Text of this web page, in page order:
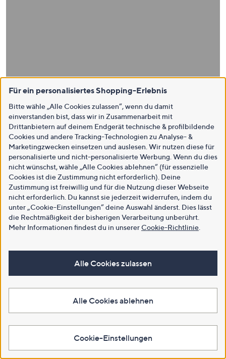
Für ein personalisiertes Shopping-Erlebnis
Bitte wähle „Alle Cookies zulassen“, wenn du damit
einverstanden bist, dass wir in Zusammenarbeit mit
Drittanbietern auf deinem Endgerät technische & profilbildende
Cookies und andere Tracking-Technologien zu Analyse- &
Marketingzwecken einsetzen und auslesen. Wir nutzen diese für
personalisierte und nicht-personalisierte Werbung. Wenn du dies
nicht wünschst, wähle „Alle Cookies ablehnen“ (für essenzielle
Cookies ist die Zustimmung nicht erforderlich). Deine
Zustimmung ist freiwillig und für die Nutzung dieser Webseite
nicht erforderlich. Du kannst sie jederzeit widerrufen, indem du
unter „Cookie-Einstellungen“ deine Auswahl änderst. Dies lässt
die Rechtmäßigkeit der bisherigen Verarbeitung unberührt.
Mehr Informationen findest du in unsererCookie-Richtlinie
Alle Cookies zulassen
Alle Cookies ablehnen
Cookie-Einstellungen